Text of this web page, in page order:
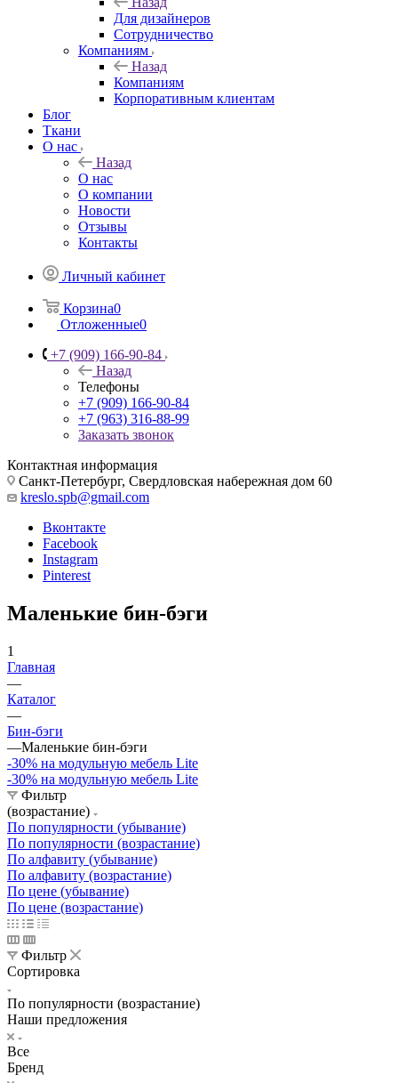
Для дизайнеров
Сотрудничество
Компаниям
Назад
Компаниям
Корпоративным клиентам
Блог
Ткани
О нас
Назад
О нас
О компании
Новости
Отзывы
Контакты
Личный кабинет
Корзина0
Отложенные0
+7 (909) 166-90-84
Назад
Телефоны
+7 (909) 166-90-84
+7 (963) 316-88-99
Заказать звонок
Контактная информация
Санкт-Петербург, Свердловская набережная дом 60
kreslo.spb@gmail.com
Вконтакте
Facebook
Instagram
Pinterest
Маленькие бин-бэги
1
Главная
—
Каталог
—
Бин-бэги
—Маленькие бин-бэги
-30% на модульную мебель Lite
-30% на модульную мебель Lite
Фильтр
(возрастание)
По популярности (убывание)
По популярности (возрастание)
По алфавиту (убывание)
По алфавиту (возрастание)
По цене (убывание)
По цене (возрастание)
Фильтр
Сортировка
По популярности (возрастание)
Наши предложения
Все
Бренд